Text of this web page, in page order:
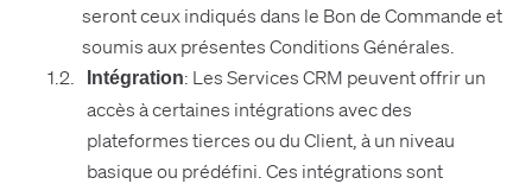
seront ceux indiqués dans le Bon de Commande et
soumis aux présentes Conditions Générales.
Intégration: Les Services CRM peuvent offrir un
accès à certaines intégrations avec des
plateformes tierces ou du Client, à un niveau
basique ou prédéfini. Ces intégrations sont